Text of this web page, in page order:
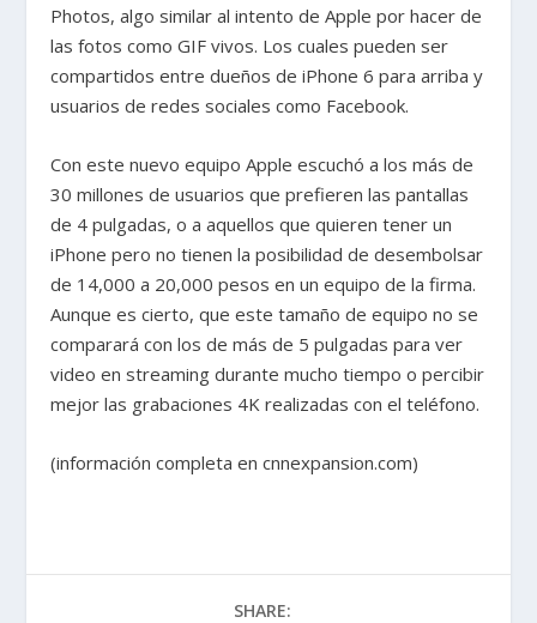
Photos, algo similar al intento de Apple por hacer de
las fotos como GIF vivos. Los cuales pueden ser
compartidos entre dueños de iPhone 6 para arriba y
usuarios de redes sociales como Facebook.
Con este nuevo equipo Apple escuchó a los más de
30 millones de usuarios que prefieren las pantallas
de 4 pulgadas, o a aquellos que quieren tener un
iPhone pero no tienen la posibilidad de desembolsar
de 14,000 a 20,000 pesos en un equipo de la firma.
Aunque es cierto, que este tamaño de equipo no se
comparará con los de más de 5 pulgadas para ver
video en streaming durante mucho tiempo o percibir
mejor las grabaciones 4K realizadas con el teléfono.
(información completa en cnnexpansion.com)
SHARE: